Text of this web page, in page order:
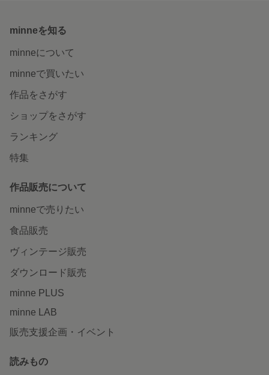
minneを知る
minneについて
minneで買いたい
作品をさがす
ショップをさがす
ランキング
特集
作品販売について
minneで売りたい
食品販売
ヴィンテージ販売
ダウンロード販売
minne PLUS
minne LAB
販売支援企画・イベント
読みもの